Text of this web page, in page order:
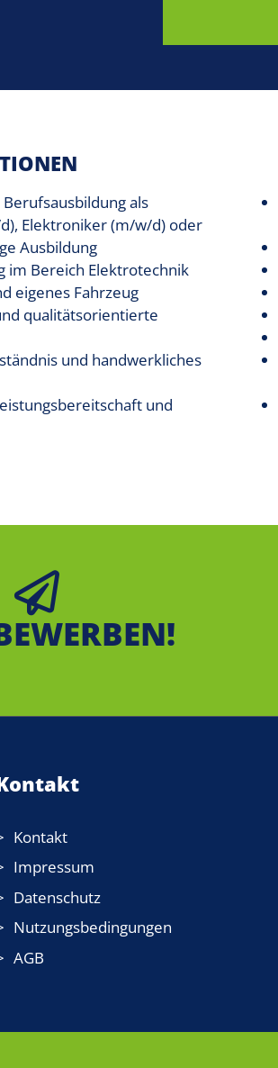
als
Elektroniker (m/w/d) oder
Ausbildung
im Bereich Elektrotechnik
eigenes Fahrzeug
qualitätsorientierte
und handwerkliches
und
Kontakt
Impressum
Datenschutz
Nutzungsbedingungen
AGB